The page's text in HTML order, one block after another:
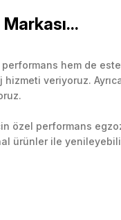
performans hem de
veriyoruz.
özel performans
ürünler ile
uzun ömürlüdür.